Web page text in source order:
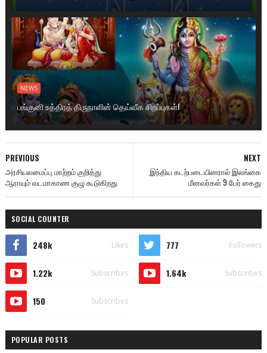
NEWS
பங்குனி உத்திரத் திருநாளின் தெய்வீக சிறப்புகள்!
NEXT
இந்திய கடற்படையினரால் இலங்கை
மீனவர்கள் 9 பேர் கைது
PREVIOUS
அரசியலமைப்பு மாற்றம் குறித்து
ஆராயும் வடமாகாண குழு கூடுகிறது
SOCIAL COUNTER
248k Likes 777 Followers
1.22k Subscribes 1.64k Subscribes
150 Subscribes
POPULAR POSTS